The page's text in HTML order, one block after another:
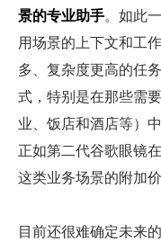
景的专业助手。如此
用场景的上下文和工
多、复杂度更高的任
式，特别是在那些需
业、饭店和酒店等）
正如第二代谷歌眼镜
这类业务场景的附加
目前还很难确定未来